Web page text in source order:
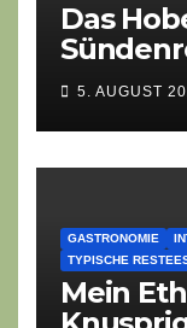
Das
eines
5. AUGUST
GASTRONOMIE
TYPISCHE
Mein